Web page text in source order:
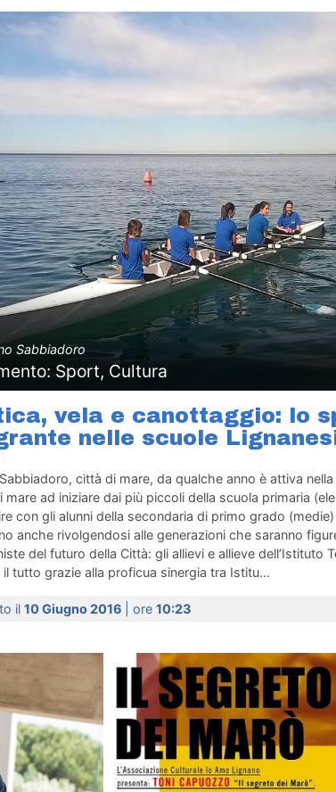
Sabbiadoro
Sport, Cultura
vela e canottaggio: lo
nelle scuole
città di mare, da qualche anno è attiva
mare ad iniziare dai più piccoli della scuola primaria
con gli alunni della secondaria di primo grado (medie)
anche rivolgendosi alle generazioni che saranno
del futuro della Città: gli allievi e allieve dell’Istituto
il tutto grazie alla proficua sinergia tra Istitu...
il 10 Giugno 2016 | ore 10:23